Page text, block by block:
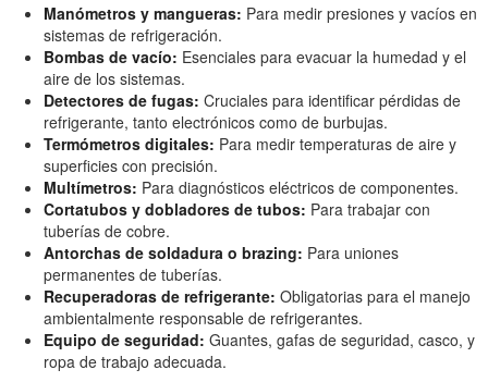
Manómetros y mangueras: Para medir presiones y vacíos en
sistemas de refrigeración.
Bombas de vacío: Esenciales para evacuar la humedad y el
aire de los sistemas.
Detectores de fugas: Cruciales para identificar pérdidas de
refrigerante, tanto electrónicos como de burbujas.
Termómetros digitales: Para medir temperaturas de aire y
superficies con precisión.
Multímetros: Para diagnósticos eléctricos de componentes.
Cortatubos y dobladores de tubos: Para trabajar con
tuberías de cobre.
Antorchas de soldadura o brazing: Para uniones
permanentes de tuberías.
Recuperadoras de refrigerante: Obligatorias para el manejo
ambientalmente responsable de refrigerantes.
Equipo de seguridad: Guantes, gafas de seguridad, casco, y
ropa de trabajo adecuada.